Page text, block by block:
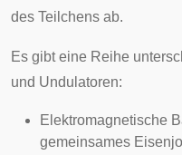
des Teilchens ab.
Es gibt eine Reihe
und Undulatoren:
Elektromagnetische
gemeinsames